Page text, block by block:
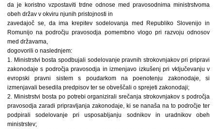
da je koristno vzpostaviti trdne odnose med pravosodnima ministrstvoma
obeh držav v okviru njunih pristojnosti in
zavedajoč se, da ima krepitev sodelovanja med Republiko Slovenijo in
Romunijo na področju pravosodja pomembno vlogo pri razvoju odnosov
med državama,
dogovorili o naslednjem:
1. Ministrstvi bosta spodbujali sodelovanje pravnih strokovnjakov pri pripravi
zakonodaje s področja pravosodja in izmenjavo izkušenj pri vključevanju v
evropski pravni sistem s poudarkom na poenotenju zakonodaje, si
izmenjavali besedila predpisov ter se obveščali o sprejeti zakonodaji;
2. Ministrstvi bosta po potrebi organizirali srečanja strokovnjakov s področja
pravosodja zaradi pripravljanja zakonodaje, ki se nanaša na to področje ter
podpirali sodelovanje pri usposabljanju sodnikov in uradnikov obeh
ministrstev;